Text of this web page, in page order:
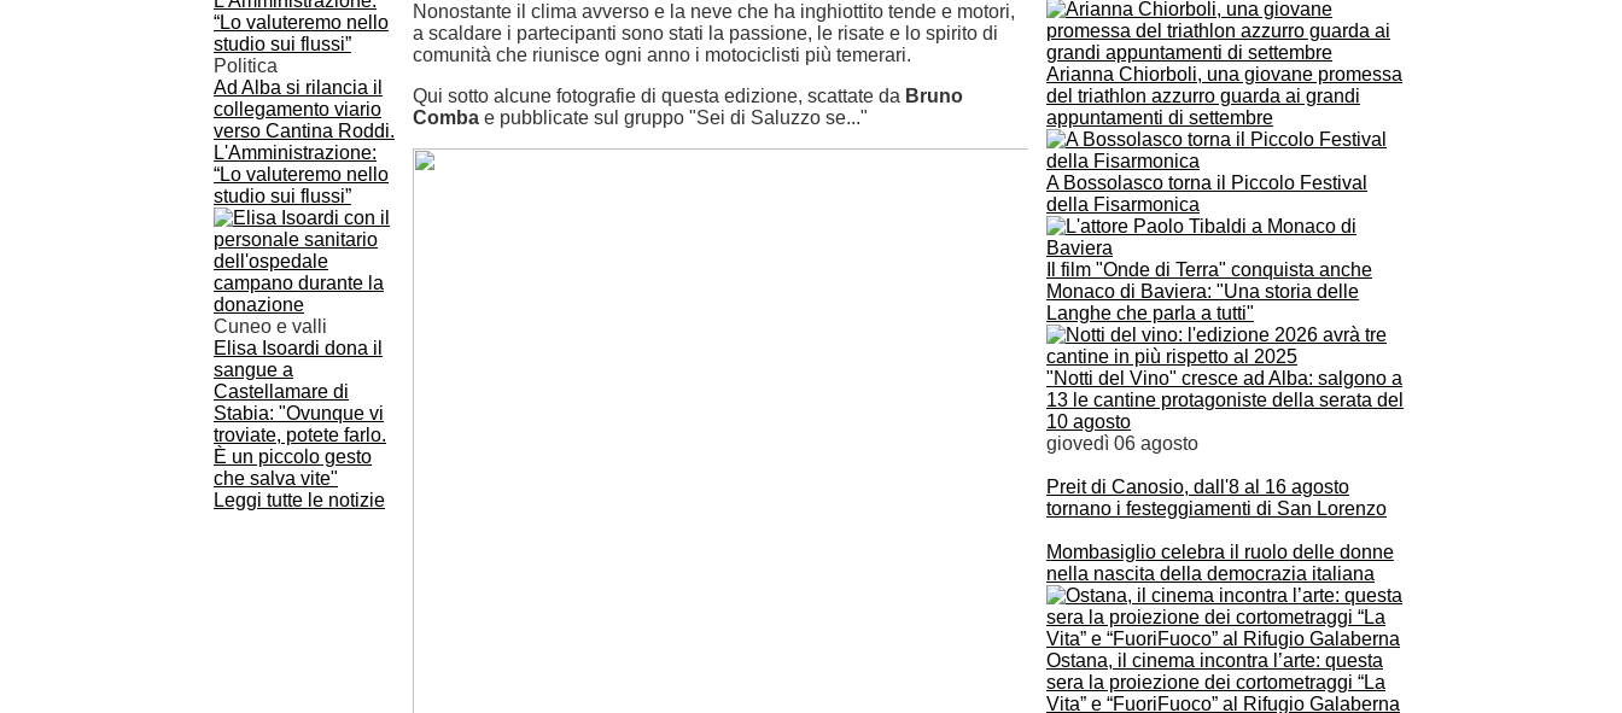
Arianna Chiorboli, una giovane promessa
del triathlon azzurro guarda ai grandi
appuntamenti di settembre
A Bossolasco torna il Piccolo Festival
della Fisarmonica
Il film "Onde di Terra" conquista anche
Monaco di Baviera: "Una storia delle
Langhe che parla a tutti"
"Notti del Vino" cresce ad Alba: salgono a
13 le cantine protagoniste della serata del
10 agosto
giovedì 06 agosto
Preit di Canosio, dall'8 al 16 agosto
tornano i festeggiamenti di San Lorenzo
Mombasiglio celebra il ruolo delle donne
nella nascita della democrazia italiana
Ostana, il cinema incontra l’arte: questa
sera la proiezione dei cortometraggi “La
Vita” e “FuoriFuoco” al Rifugio Galaberna
Politica
Ad Alba si rilancia il
collegamento viario
verso Cantina Roddi.
L'Amministrazione:
“Lo valuteremo nello
studio sui flussi”
Cuneo e valli
Elisa Isoardi dona il
sangue a
Castellamare di
Stabia: "Ovunque vi
troviate, potete farlo.
È un piccolo gesto
che salva vite"
Leggi tutte le notizie
Nonostante il clima avverso e la neve che ha inghiottito tende e motori,
a scaldare i partecipanti sono stati la passione, le risate e lo spirito di
comunità che riunisce ogni anno i motociclisti più temerari.
Qui sotto alcune fotografie di questa edizione, scattate da Bruno
Comba e pubblicate sul gruppo "Sei di Saluzzo se..."